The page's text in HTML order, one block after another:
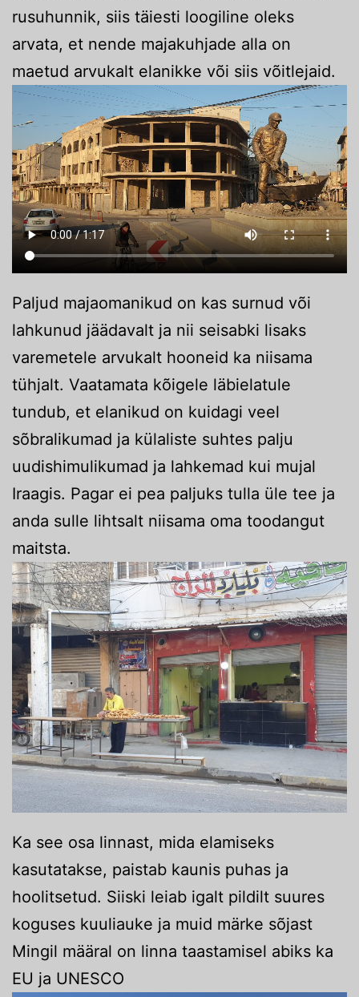
rusuhunnik, siis täiesti loogiline oleks
arvata, et nende majakuhjade alla on
maetud arvukalt elanikke või siis võitlejaid.
Paljud majaomanikud on kas surnud või
lahkunud jäädavalt ja nii seisabki lisaks
varemetele arvukalt hooneid ka niisama
tühjalt. Vaatamata kõigele läbielatule
tundub, et elanikud on kuidagi veel
sõbralikumad ja külaliste suhtes palju
uudishimulikumad ja lahkemad kui mujal
Iraagis. Pagar ei pea paljuks tulla üle tee ja
anda sulle lihtsalt niisama oma toodangut
maitsta.
Ka see osa linnast, mida elamiseks
kasutatakse, paistab kaunis puhas ja
hoolitsetud. Siiski leiab igalt pildilt suures
koguses kuuliauke ja muid märke sõjast
Mingil määral on linna taastamisel abiks ka
EU ja UNESCO